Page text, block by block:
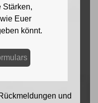
Stärken,
Euer
könnt.
und